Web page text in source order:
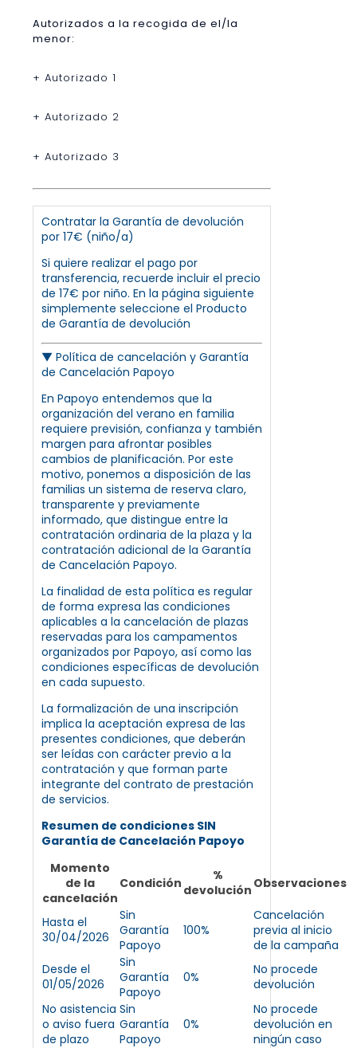
Autorizados a la recogida de el/la
menor:
+ Autorizado 1
+ Autorizado 2
+ Autorizado 3
Contratar la Garantía de devolución
por 17€ (niño/a)
Si quiere realizar el pago por
transferencia, recuerde incluir el precio
de 17€ por niño. En la página siguiente
simplemente seleccione el Producto
de Garantía de devolución
▼ Política de cancelación y Garantía
de Cancelación Papoyo
En Papoyo entendemos que la
organización del verano en familia
requiere previsión, confianza y también
margen para afrontar posibles
cambios de planificación. Por este
motivo, ponemos a disposición de las
familias un sistema de reserva claro,
transparente y previamente
informado, que distingue entre la
contratación ordinaria de la plaza y la
contratación adicional de la Garantía
de Cancelación Papoyo.
La finalidad de esta política es regular
de forma expresa las condiciones
aplicables a la cancelación de plazas
reservadas para los campamentos
organizados por Papoyo, así como las
condiciones específicas de devolución
en cada supuesto.
La formalización de una inscripción
implica la aceptación expresa de las
presentes condiciones, que deberán
ser leídas con carácter previo a la
contratación y que forman parte
integrante del contrato de prestación
de servicios.
Resumen de condiciones SIN
Garantía de Cancelación Papoyo
Momento
de la
cancelación
Condición
%
devolución Observaciones
Hasta el
30/04/2026
Sin
Garantía
Papoyo
100%
Cancelación
previa al inicio
de la campaña
Desde el
01/05/2026
Sin
Garantía
Papoyo
0%
No procede
devolución
No asistencia
o aviso fuera
de plazo
Sin
Garantía
Papoyo
0%
No procede
devolución en
ningún caso